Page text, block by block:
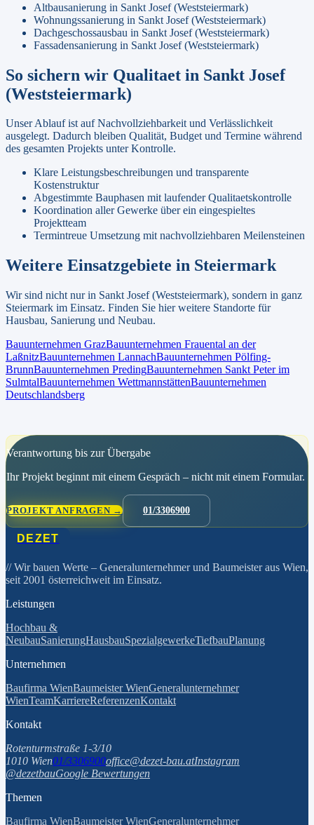
Altbausanierung in Sankt Josef (Weststeiermark)
Wohnungssanierung in Sankt Josef (Weststeiermark)
Dachgeschossausbau in Sankt Josef (Weststeiermark)
Fassadensanierung in Sankt Josef (Weststeiermark)
So sichern wir Qualitaet in Sankt Josef
(Weststeiermark)
Unser Ablauf ist auf Nachvollziehbarkeit und Verlässlichkeit
ausgelegt. Dadurch bleiben Qualität, Budget und Termine während
des gesamten Projekts unter Kontrolle.
Klare Leistungsbeschreibungen und transparente
Kostenstruktur
Abgestimmte Bauphasen mit laufender Qualitaetskontrolle
Koordination aller Gewerke über ein eingespieltes
Projektteam
Termintreue Umsetzung mit nachvollziehbaren Meilensteinen
Weitere Einsatzgebiete in Steiermark
Wir sind nicht nur in Sankt Josef (Weststeiermark), sondern in ganz
Steiermark im Einsatz. Finden Sie hier weitere Standorte für
Hausbau, Sanierung und Neubau.
Bauunternehmen GrazBauunternehmen Frauental an der
LaßnitzBauunternehmen LannachBauunternehmen Pölfing-
BrunnBauunternehmen PredingBauunternehmen Sankt Peter im
SulmtalBauunternehmen WettmannstättenBauunternehmen
Deutschlandsberg
Verantwortung bis zur Übergabe
Ihr Projekt beginnt mit einem Gespräch – nicht mit einem Formular.
PROJEKT ANFRAGEN → 01/3306900
DEZET
// Wir bauen Werte – Generalunternehmer und Baumeister aus Wien,
seit 2001 österreichweit im Einsatz.
Leistungen
Hochbau &
NeubauSanierungHausbauSpezialgewerkeTiefbauPlanung
Unternehmen
Baufirma WienBaumeister WienGeneralunternehmer
WienTeamKarriereReferenzenKontakt
Kontakt
Rotenturmstraße 1-3/10
1010 Wien01/3306900office@dezet-bau.atInstagram
@dezetbauGoogle Bewertungen
Themen
Baufirma WienBaumeister WienGeneralunternehmer